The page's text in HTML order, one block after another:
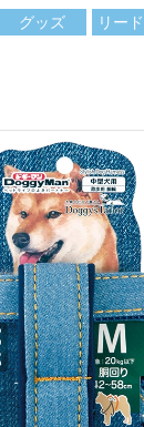
グッズ リー